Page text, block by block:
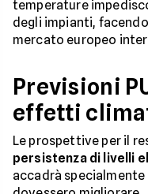
temperature
degli impianti,
mercato europeo
Previsioni
effetti
Le prospettive per il
persistenza di livelli
accadrà